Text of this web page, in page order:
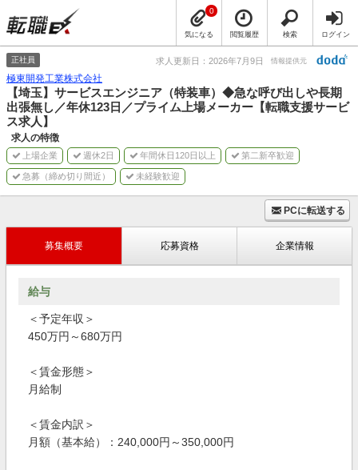
気になる
0
閲覧履歴 検索 ログイン
正社員 求人更新日：2026年7月9日 情報提供元
極東開発工業株式会社
【埼玉】サービスエンジニア（特装車）◆急な呼び出しや長期
出張無し／年休123日／プライム上場メーカー【転職支援サービ
ス求人】
求人の特徴
上場企業 週休2日 年間休日120日以上 第二新卒歓迎
急募（締め切り間近） 未経験歓迎
PCに転送する
募集概要 応募資格 企業情報
給与
＜予定年収＞
450万円～680万円
＜賃金形態＞
月給制
＜賃金内訳＞
月額（基本給）：240,000円～350,000円